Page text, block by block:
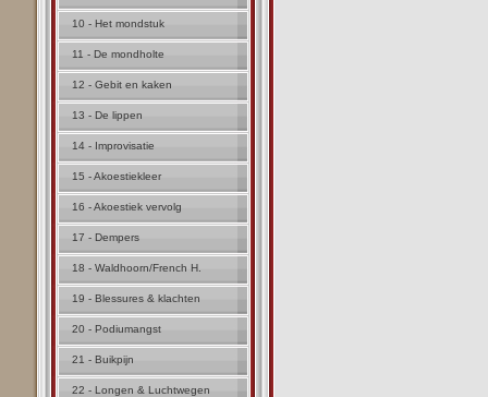
10 - Het mondstuk
11 - De mondholte
12 - Gebit en kaken
13 - De lippen
14 - Improvisatie
15 - Akoestiekleer
16 - Akoestiek vervolg
17 - Dempers
18 - Waldhoorn/French H.
19 - Blessures & klachten
20 - Podiumangst
21 - Buikpijn
22 - Longen & Luchtwegen